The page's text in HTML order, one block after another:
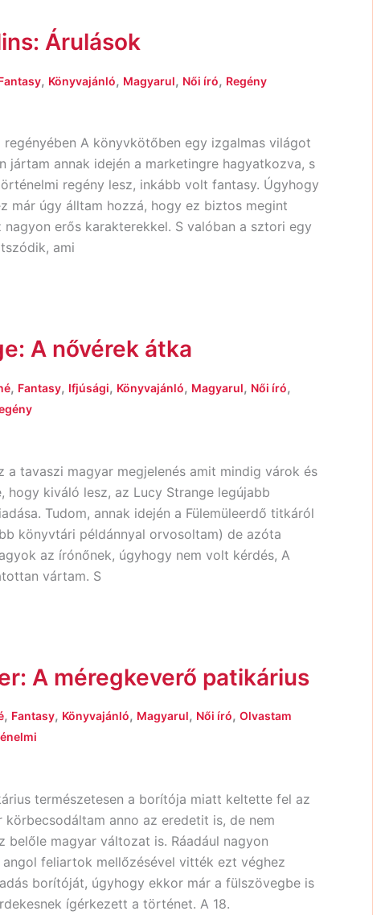
Árulások
, Könyvajánló, Magyarul, Női író, Regény
A könyvkötőben egy izgalmas világot
jártam annak idején a marketingre hagyatkozva, s
regény lesz, inkább volt fantasy. Úgyhogy
már úgy álltam hozzá, hogy ez biztos megint
erős karakterekkel. S valóban a sztori egy
ami
A nővérek átka
, Fantasy, Ifjúsági, Könyvajánló, Magyarul, Női író,
a tavaszi magyar megjelenés amit mindig várok és
hogy kiváló lesz, az Lucy Strange legújabb
Tudom, annak idején a Fülemüleerdő titkáról
könyvtári példánnyal orvosoltam) de azóta
az írónőnek, úgyhogy nem volt kérdés, A
vártam. S
A ​méregkeverő patikárius
, Fantasy, Könyvajánló, Magyarul, Női író, Olvastam
természetesen a borítója miatt keltette fel az
körbecsodáltam anno az eredetit is, de nem
belőle magyar változat is. Ráadául nagyon
feliartok mellőzésével vitték ezt véghez
borítóját, úgyhogy ekkor már a fülszövegbe is
ígérkezett a történet. A 18.